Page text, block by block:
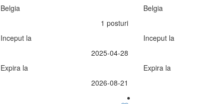
Belgia
1 posturi
Inceput la
2025-04-28
Expira la
2026-08-21
Belgia
Inceput la
Expira la